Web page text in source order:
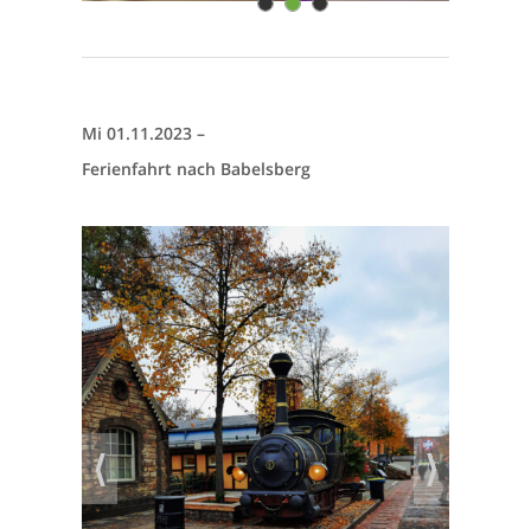
1 2 3
Mi 01.11.2023 –
Ferienfahrt nach Babelsberg
⟨ ⟩